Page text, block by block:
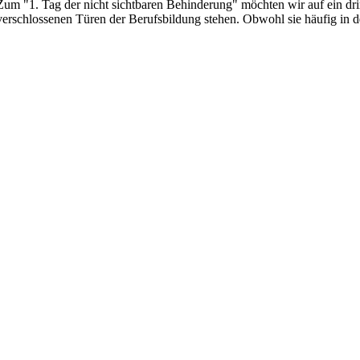
"1. Tag der nicht sichtbaren Behinderung" möchten wir auf ein
Türen der Berufsbildung stehen. Obwohl sie häufig in